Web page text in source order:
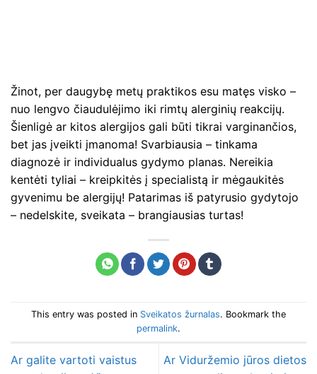
Žinot, per daugybę metų praktikos esu matęs visko –
nuo lengvo čiaudulėjimo iki rimtų alerginių reakcijų.
Šienligė ar kitos alergijos gali būti tikrai varginančios,
bet jas įveikti įmanoma! Svarbiausia – tinkama
diagnozė ir individualus gydymo planas. Nereikia
kentėti tyliai – kreipkitės į specialistą ir mėgaukitės
gyvenimu be alergijų! Patarimas iš patyrusio gydytojo
– nedelskite, sveikata – brangiausias turtas!
This entry was posted in Sveikatos žurnalas. Bookmark the
permalink.
Ar galite vartoti vaistus
Ar Viduržemio jūros dietos